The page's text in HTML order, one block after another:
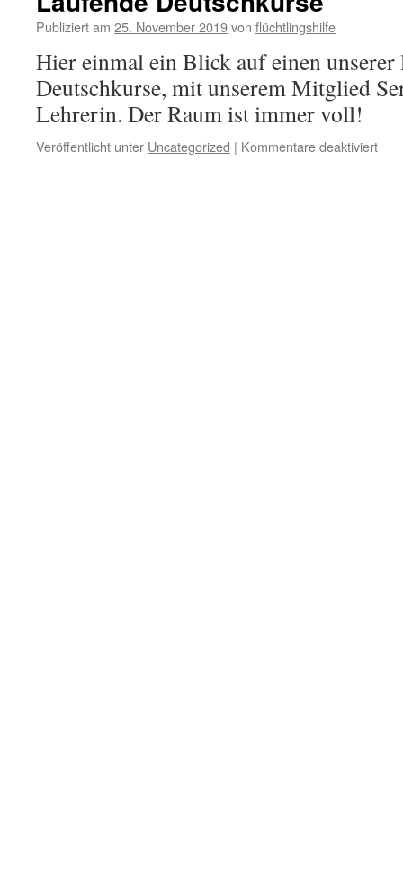
Publiziert am 25. November 2019von flüchtlingshilfe
Hier einmal ein Blick auf einen unserer
Deutschkurse, mit unserem Mitglied
Lehrerin. Der Raum ist immer voll!
Veröffentlicht unter Uncategorized | Kommentare deaktiviert